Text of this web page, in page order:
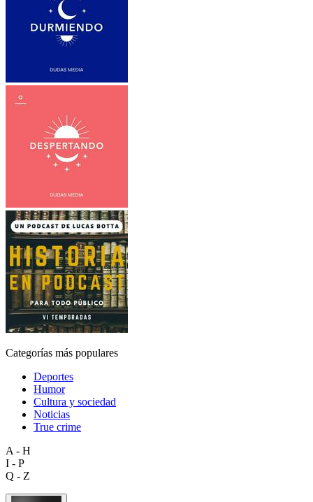
Categorías más populares
Deportes
Humor
Cultura y sociedad
Noticias
True crime
A - H
I - P
Q - Z